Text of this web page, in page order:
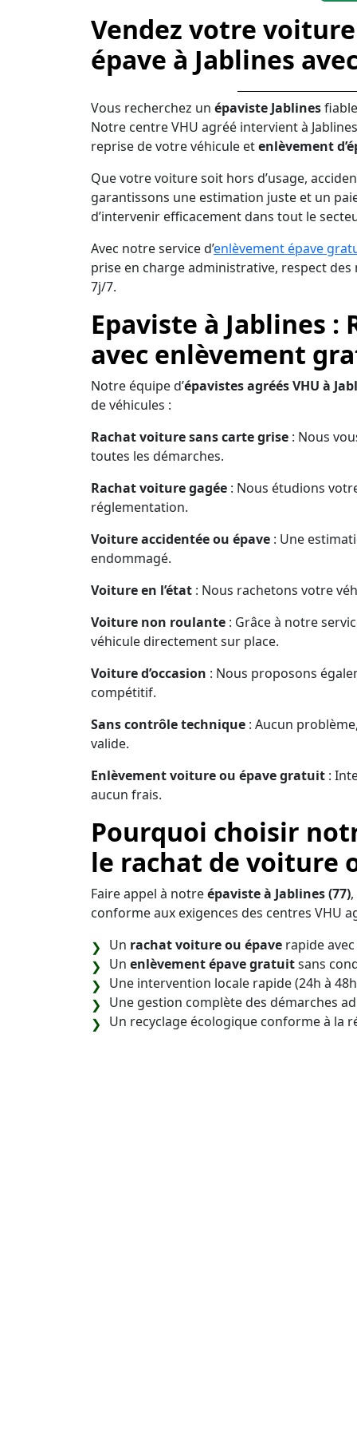
Vendez votre
épave à Jablines
Vous recherchez un épaviste Jablines
Notre centre VHU agréé intervient à
reprise de votre véhicule etenlèvement
Que votre voiture soit hors d’usage,
garantissons une estimation juste et un
d’intervenir efficacement dans tout le
Avec notre service d’enlèvement épave
prise en charge administrative, respect
7j/7.
Epaviste à Jablines
avec enlèvement
Notre équipe d’épavistes agréés VHU à
de véhicules :
Rachat voiture sans carte grise : Nous
toutes les démarches.
Rachat voiture gagée : Nous étudions
réglementation.
Voiture accidentée ou épave : Une
endommagé.
Voiture en l’état : Nous rachetons votre
Voiture non roulante : Grâce à notre
véhicule directement sur place.
Voiture d’occasion : Nous proposons
compétitif.
Sans contrôle technique : Aucun
valide.
Enlèvement voiture ou épave gratuit :
aucun frais.
Pourquoi choisir
le rachat de voiture
Faire appel à notreépaviste à Jablines (77)
conforme aux exigences des centres VHU
Un rachat voiture ou épave rapide
Un enlèvement épave gratuitsans
Une intervention locale rapide (24h à
Une gestion complète des démarches
Un recyclage écologique conforme à la